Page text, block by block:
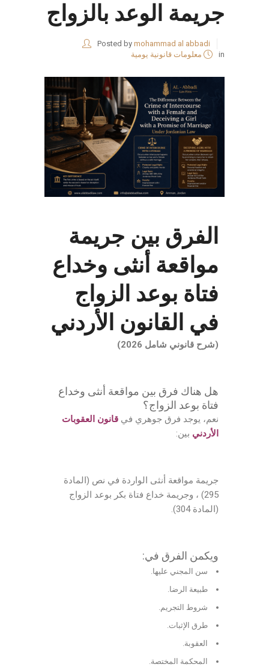
جريمة الوعد بالزواج
Posted by mohammad al abbadi
in
معلومات قانونية يومية
الفرق بين جريمة
مواقعة أنثى وخداع
فتاة بوعد الزواج
في القانون الأردني
(شرح قانوني شامل 2026)
هل هناك فرق بين مواقعة أنثى وخداع
فتاة بوعد الزواج؟
نعم، يوجد فرق جوهري في قانون العقوبات
الأردني بين:
جريمة مواقعة أنثى الواردة في نص (المادة
295) ، وجريمة خداع فتاة بكر بوعد الزواج
(المادة 304).
ويكمن الفرق في:
سن المجني عليها.
طبيعة الرضا.
شروط التجريم.
طرق الإثبات.
العقوبة.
المحكمة المختصة.